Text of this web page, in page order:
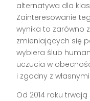
alternatywa dla
Zainteresowanie
wynika to zarówno
zmieniających się
wybiera ślub
uczucia w
i zgodny z
Od 2014 roku